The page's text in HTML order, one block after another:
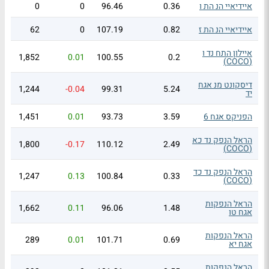
איידיאיי הנ הת ו
0.36
96.46
0
0
איידיאיי הנ הת ז
0.82
107.19
0
62
איילון התח נד ו
(COCO)
0.2
100.55
0.01
1,852
דיסקונט מנ אגח
יד 5.24
99.31
-0.04
1,244
הפניקס אגח 6 3.59
93.73
0.01
1,451
הראל הנפק נד כא
(COCO)
2.49
110.12
-0.17
1,800
הראל הנפק נד כד
(COCO)
0.33
100.84
0.13
1,247
הראל הנפקות
אגח טו 1.48
96.06
0.11
1,662
הראל הנפקות
אגח יא 0.69
101.71
0.01
289